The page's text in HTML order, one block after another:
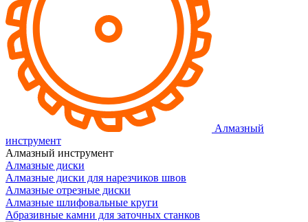
Алмазный
инструмент
Алмазный инструмент
Алмазные диски
Алмазные диски для нарезчиков швов
Алмазные отрезные диски
Алмазные шлифовальные круги
Абразивные камни для заточных станков